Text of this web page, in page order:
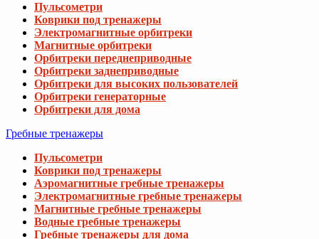
Пульсометри
Коврики под тренажеры
Электромагнитные орбитреки
Магнитные орбитреки
Орбитреки переднеприводные
Орбитреки заднеприводные
Орбитреки для высоких пользователей
Орбитреки генераторные
Орбитреки для дома
Гребные тренажеры
Пульсометри
Коврики под тренажеры
Аэромагнитные гребные тренажеры
Электромагнитные гребные тренажеры
Магнитные гребные тренажеры
Водные гребные тренажеры
Гребные тренажеры для дома